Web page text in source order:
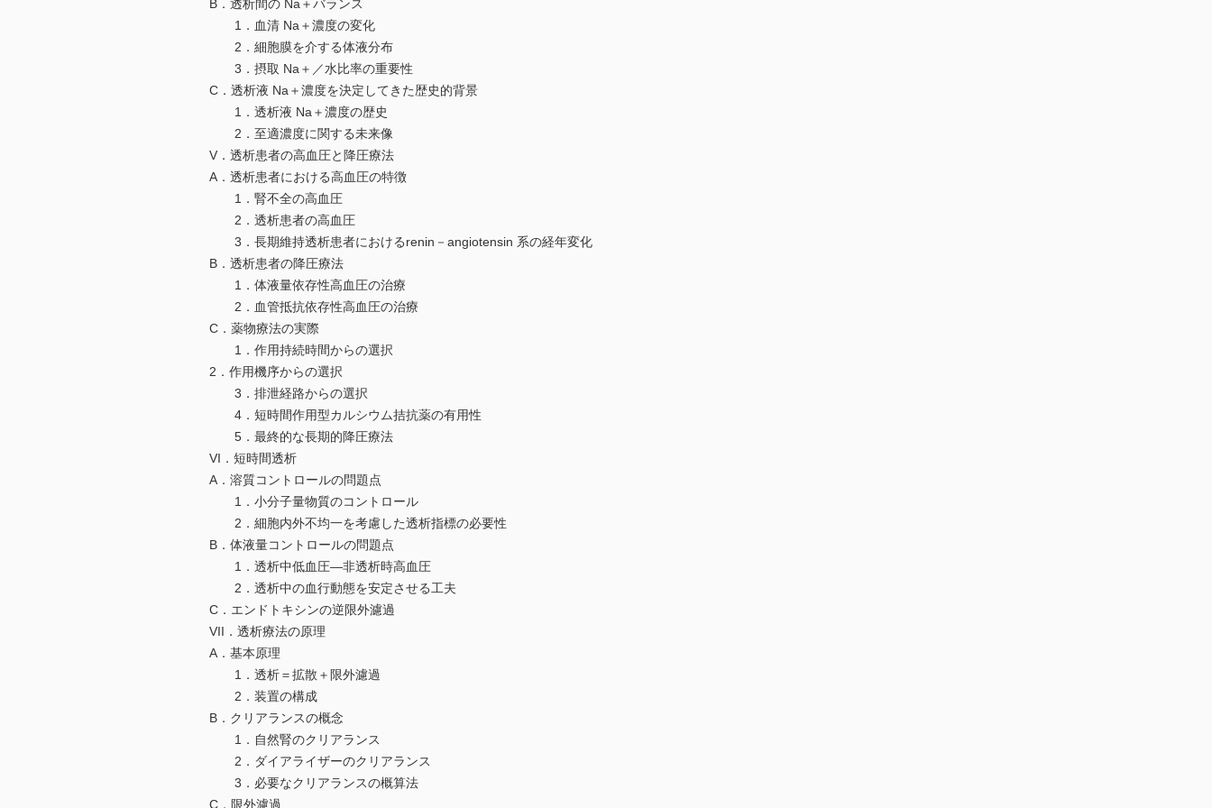
B．透析間の Na＋バランス
1．血清 Na＋濃度の変化
2．細胞膜を介する体液分布
3．摂取 Na＋／水比率の重要性
C．透析液 Na＋濃度を決定してきた歴史的背景
1．透析液 Na＋濃度の歴史
2．至適濃度に関する未来像
V．透析患者の高血圧と降圧療法
A．透析患者における高血圧の特徴
1．腎不全の高血圧
2．透析患者の高血圧
3．長期維持透析患者におけるrenin－angiotensin 系の経年変化
B．透析患者の降圧療法
1．体液量依存性高血圧の治療
2．血管抵抗依存性高血圧の治療
C．薬物療法の実際
1．作用持続時間からの選択
2．作用機序からの選択
3．排泄経路からの選択
4．短時間作用型カルシウム拮抗薬の有用性
5．最終的な長期的降圧療法
VI．短時間透析
A．溶質コントロールの問題点
1．小分子量物質のコントロール
2．細胞内外不均一を考慮した透析指標の必要性
B．体液量コントロールの問題点
1．透析中低血圧―非透析時高血圧
2．透析中の血行動態を安定させる工夫
C．エンドトキシンの逆限外濾過
VII．透析療法の原理
A．基本原理
1．透析＝拡散＋限外濾過
2．装置の構成
B．クリアランスの概念
1．自然腎のクリアランス
2．ダイアライザーのクリアランス
3．必要なクリアランスの概算法
C．限外濾過